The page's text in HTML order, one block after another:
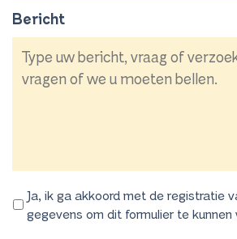
Bericht
Ja, ik ga akkoord met de registratie
gegevens om dit formulier te kunnen